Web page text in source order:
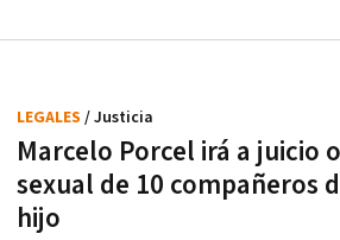
Marcelo Porcel irá a juicio
sexual de 10 compañeros
hijo
LEGALES / Justicia